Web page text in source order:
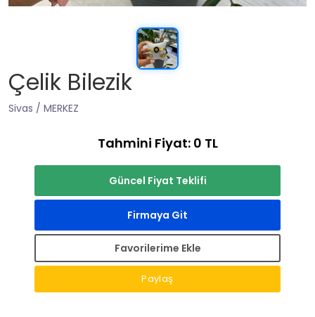
Çelik Bilezik
Sivas / MERKEZ
Tahmini Fiyat: 0 TL
Güncel Fiyat Teklifi
Firmaya Git
Favorilerime Ekle
Paylaş